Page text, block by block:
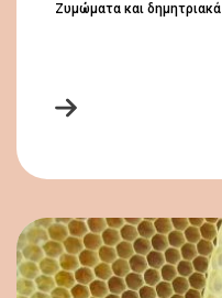
Ζυμώματα και δημητριακά